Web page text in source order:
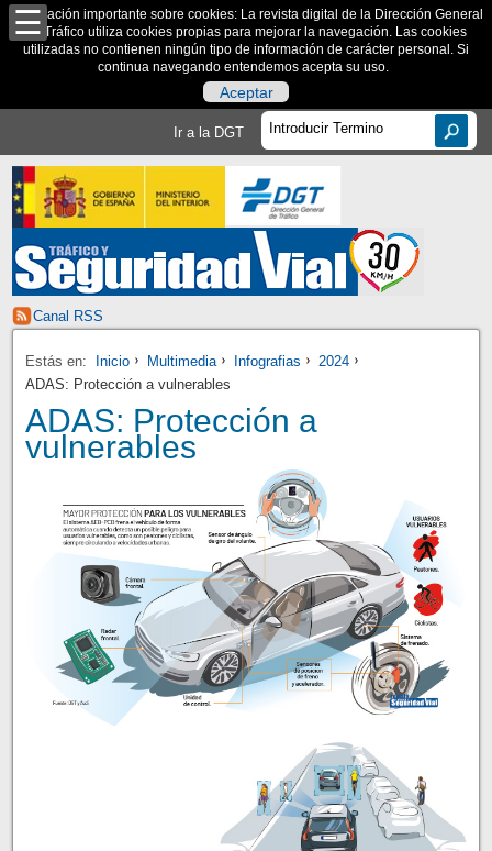
Información importante sobre cookies: La revista digital de la Dirección General
de Tráfico utiliza cookies propias para mejorar la navegación. Las cookies
utilizadas no contienen ningún tipo de información de carácter personal. Si
continua navegando entendemos acepta su uso.
Aceptar
Ir a la DGT
Canal RSS
Estás en: Inicio Multimedia Infografias
2024
ADAS: Protección a vulnerables
ADAS: Protección a
vulnerables